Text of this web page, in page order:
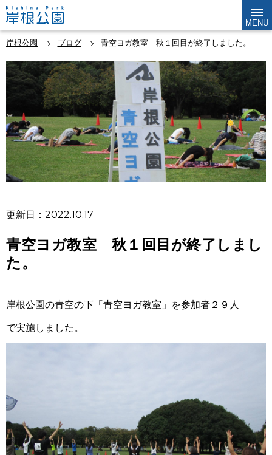
MENU
岸根公園 ブログ 青空ヨガ教室 秋１回目が終了しました。
更新日：2022.10.17
青空ヨガ教室 秋１回目が終了しまし
た。
岸根公園の青空の下「青空ヨガ教室」を参加者２９人
で実施しました。